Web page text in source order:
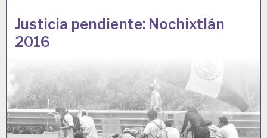
Justicia pendiente: Nochixtlán
2016